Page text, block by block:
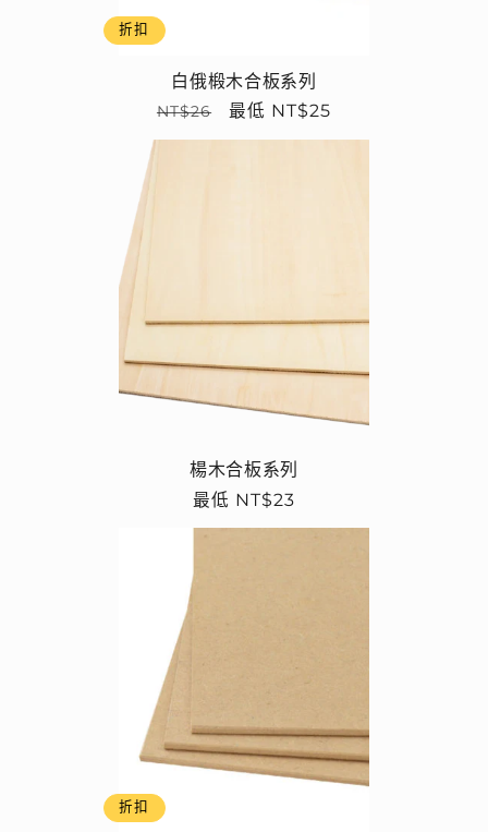
折扣
白俄椴木合板系列
定
NT$26
售
最低 NT$25
楊木合板系列
定
最低 NT$23
折扣